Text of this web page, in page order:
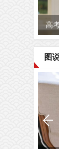
高
图